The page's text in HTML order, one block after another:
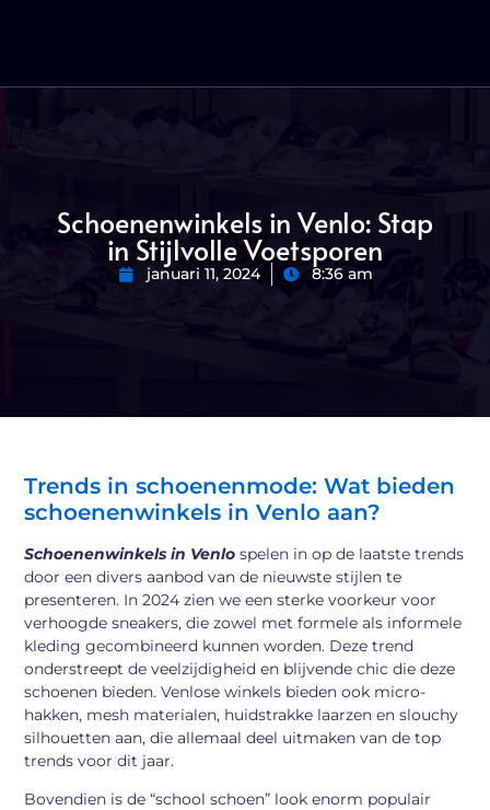
Schoenenwinkels in Venlo: Stap
in Stijlvolle Voetsporen
januari 11, 2024 8:36 am
Trends in schoenenmode: Wat bieden
schoenenwinkels in Venlo aan?
Schoenenwinkels in Venlo spelen in op de laatste trends
door een divers aanbod van de nieuwste stijlen te
presenteren. In 2024 zien we een sterke voorkeur voor
verhoogde sneakers, die zowel met formele als informele
kleding gecombineerd kunnen worden. Deze trend
onderstreept de veelzijdigheid en blijvende chic die deze
schoenen bieden. Venlose winkels bieden ook micro-
hakken, mesh materialen, huidstrakke laarzen en slouchy
silhouetten aan, die allemaal deel uitmaken van de top
trends voor dit jaar.
Bovendien is de “school schoen” look enorm populair